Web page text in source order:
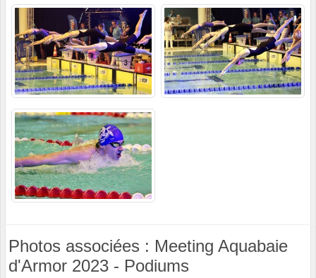
Photos associées : Meeting Aquabaie
d'Armor 2023 - Podiums